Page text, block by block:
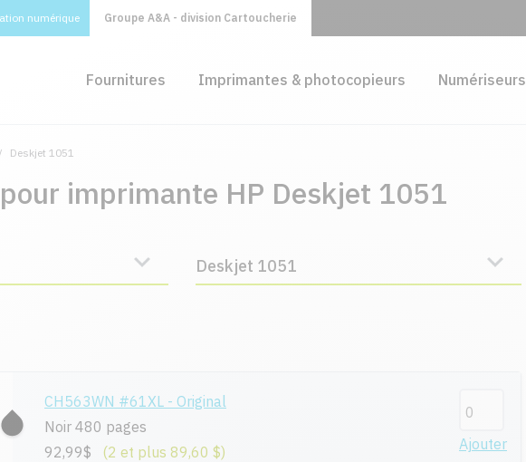
numérique Groupe A&A - division Cartoucherie
Fournitures Imprimantes & photocopieurs Numériseurs
/ Deskjet 1051
imprimante HP Deskjet 1051
Deskjet 1051
CH563WN #61XL - Original
Noir 480 pages
92,99$
(2 et plus 89,60 $) Ajouter